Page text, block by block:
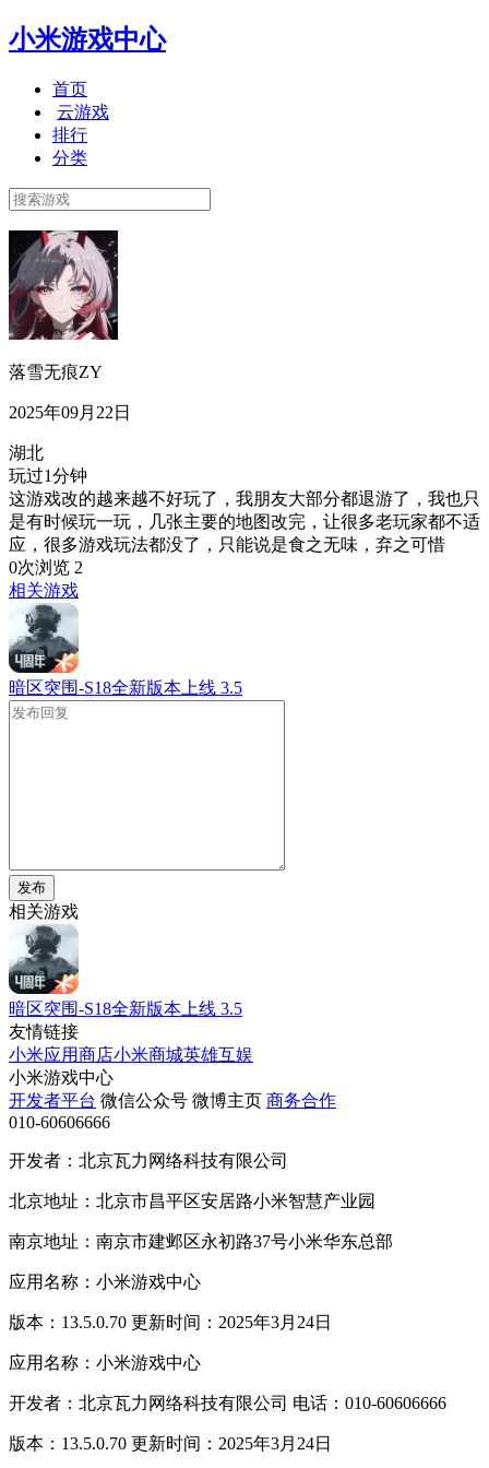
小米游戏中心
首页
云游戏
排行
分类
落雪无痕ZY
2025年09月22日
湖北
玩过1分钟
这游戏改的越来越不好玩了，我朋友大部分都退游了，我也只
是有时候玩一玩，几张主要的地图改完，让很多老玩家都不适
应，很多游戏玩法都没了，只能说是食之无味，弃之可惜
0次浏览 2
相关游戏
暗区突围-S18全新版本上线 3.5
发布
相关游戏
暗区突围-S18全新版本上线 3.5
友情链接
小米应用商店小米商城英雄互娱
小米游戏中心
开发者平台 微信公众号 微博主页 商务合作
010-60606666
开发者：北京瓦力网络科技有限公司
北京地址：北京市昌平区安居路小米智慧产业园
南京地址：南京市建邺区永初路37号小米华东总部
应用名称：小米游戏中心
版本：13.5.0.70 更新时间：2025年3月24日
应用名称：小米游戏中心
开发者：北京瓦力网络科技有限公司 电话：010-60606666
版本：13.5.0.70 更新时间：2025年3月24日